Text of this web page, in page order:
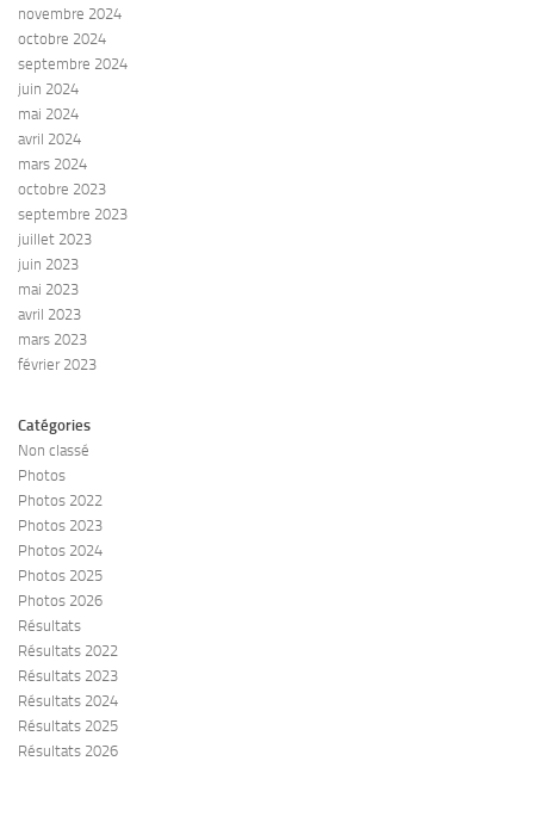
novembre 2024
octobre 2024
septembre 2024
juin 2024
mai 2024
avril 2024
mars 2024
octobre 2023
septembre 2023
juillet 2023
juin 2023
mai 2023
avril 2023
mars 2023
février 2023
Catégories
Non classé
Photos
Photos 2022
Photos 2023
Photos 2024
Photos 2025
Photos 2026
Résultats
Résultats 2022
Résultats 2023
Résultats 2024
Résultats 2025
Résultats 2026